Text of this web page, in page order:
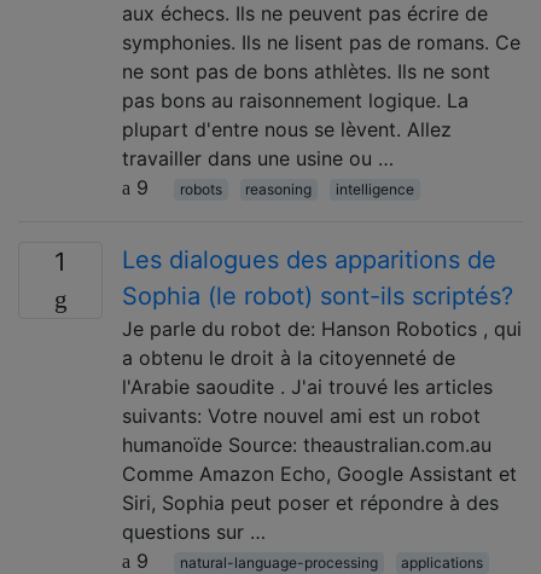
aux échecs. Ils ne peuvent pas écrire de
symphonies. Ils ne lisent pas de romans. Ce
ne sont pas de bons athlètes. Ils ne sont
pas bons au raisonnement logique. La
plupart d'entre nous se lèvent. Allez
travailler dans une usine ou …
9
robots reasoning intelligence
1
Les dialogues des apparitions de
Sophia (le robot) sont-ils scriptés?
Je parle du robot de: Hanson Robotics , qui
a obtenu le droit à la citoyenneté de
l'Arabie saoudite . J'ai trouvé les articles
suivants: Votre nouvel ami est un robot
humanoïde Source: theaustralian.com.au
Comme Amazon Echo, Google Assistant et
Siri, Sophia peut poser et répondre à des
questions sur …
9
natural-language-processing
applications